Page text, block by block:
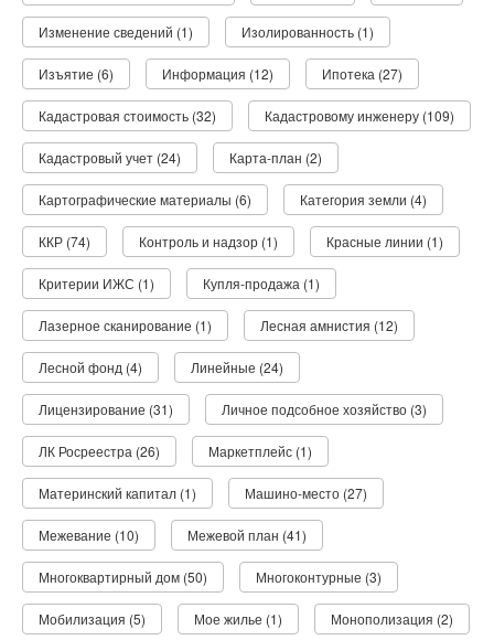
Изменение сведений (1) Изолированность (1)
Изъятие (6) Информация (12) Ипотека (27)
Кадастровая стоимость (32) Кадастровому инженеру (109)
Кадастровый учет (24) Карта-план (2)
Картографические материалы (6) Категория земли (4)
ККР (74) Контроль и надзор (1) Красные линии (1)
Критерии ИЖС (1) Купля-продажа (1)
Лазерное сканирование (1) Лесная амнистия (12)
Лесной фонд (4) Линейные (24)
Лицензирование (31) Личное подсобное хозяйство (3)
ЛК Росреестра (26) Маркетплейс (1)
Материнский капитал (1) Машино-место (27)
Межевание (10) Межевой план (41)
Многоквартирный дом (50) Многоконтурные (3)
Мобилизация (5) Мое жилье (1) Монополизация (2)